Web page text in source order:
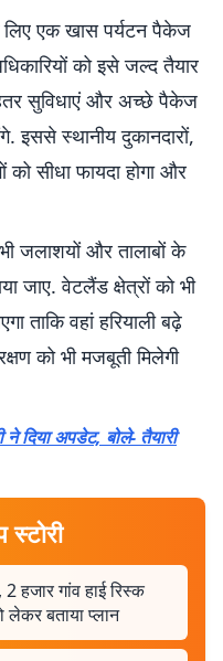
लिए एक खास पर्यटन पैकेज
को इसे जल्द तैयार
सुविधाएं और अच्छे पैकेज
इससे स्थानीय दुकानदारों,
सीधा फायदा होगा और
जलाशयों और तालाबों के
जाए. वेटलैंड क्षेत्रों को भी
ताकि वहां हरियाली बढ़े
को भी मजबूती मिलेगी
ने दिया अपडेट, बोले- तैयारी
हजार गांव हाई रिस्क
लेकर बताया प्लान